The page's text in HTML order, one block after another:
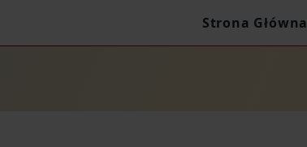
Strona Główna